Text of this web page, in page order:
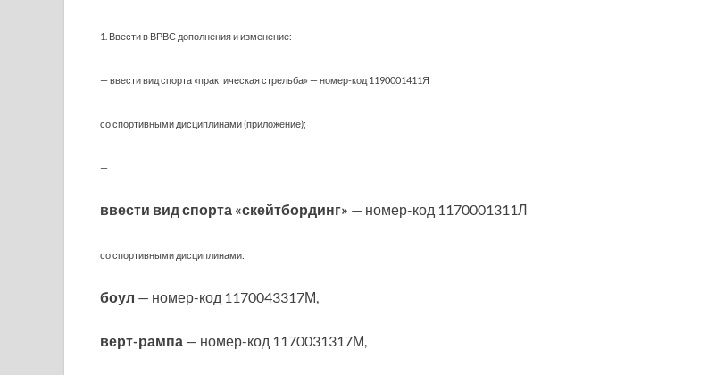
1. Ввести в ВРВС дополнения и изменение:
— ввести вид спорта «практическая стрельба» — номер-код 1190001411Я
со спортивными дисциплинами (приложение);
—
ввести вид спорта «скейтбординг» — номер-код 1170001311Л
со спортивными дисциплинами:
боул — номер-код 1170043317М,
верт-рампа — номер-код 1170031317М,